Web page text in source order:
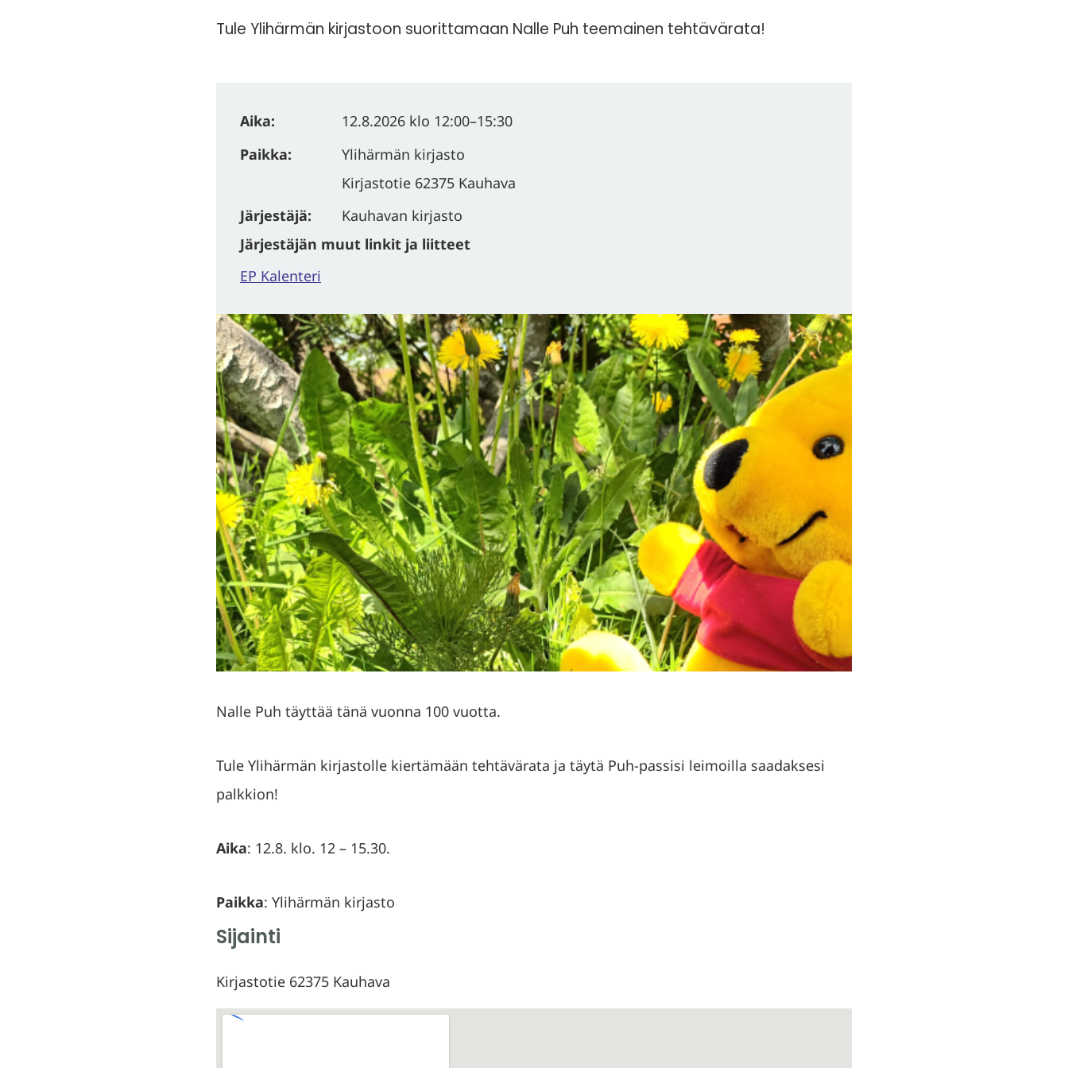
Tule Ylihärmän kirjastoon suorittamaan Nalle Puh teemainen tehtävärata!
Aika: 12.8.2026 klo 12:00–15:30
Paikka:
Ylihärmän kirjasto
Kirjastotie 62375 Kauhava
Järjestäjä:
Kauhavan kirjasto
Järjestäjän muut linkit ja liitteet
EP Kalenteri
Nalle Puh täyttää tänä vuonna 100 vuotta.
Tule Ylihärmän kirjastolle kiertämään tehtävärata ja täytä Puh-passisi leimoilla saadaksesi
palkkion!
Aika: 12.8. klo. 12 – 15.30.
Paikka: Ylihärmän kirjasto
Sijainti
Kirjastotie 62375 Kauhava